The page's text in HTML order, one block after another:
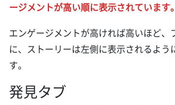
ージメントが高い順に表示されています。
エンゲージメントが高ければ高いほど、
に、ストーリーは左側に表示されるよう
す。
発見タブ